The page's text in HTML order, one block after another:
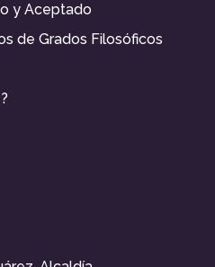
y Aceptado
de Grados Filosóficos